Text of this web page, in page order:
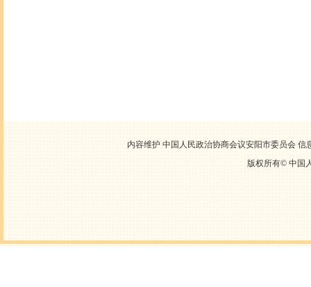
内容维护 中国人民政治协商会议安阳市委员会
版权所有© 中国